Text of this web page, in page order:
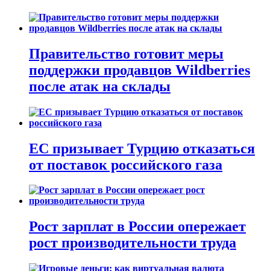
Правительство готовит меры
поддержки продавцов Wildberries
после атак на склады
ЕС призывает Турцию отказаться
от поставок российского газа
Рост зарплат в России опережает
рост производительности труда